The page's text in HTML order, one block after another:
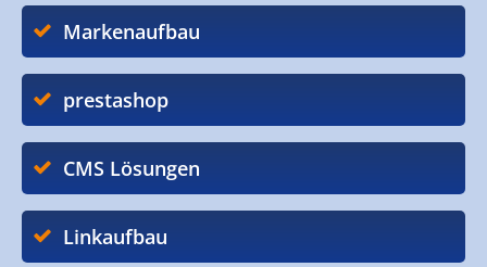
Markenaufbau
prestashop
CMS Lösungen
Linkaufbau